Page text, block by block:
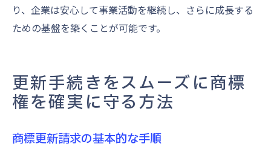
り、企業は安心して事業活動を継続し、さらに成長する
ための基盤を築くことが可能です。
更新手続きをスムーズに商標
権を確実に守る方法
商標更新請求の基本的な手順